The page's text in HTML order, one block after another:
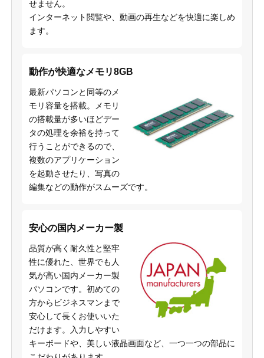
せません。
インターネット閲覧や、動画の再生などを快適に楽しめ
ます。
動作が快適なメモリ8GB
最新パソコンと同等のメ
モリ容量を搭載。メモリ
の搭載量が多いほどデー
タの処理を余裕を持って
行うことができるので、
複数のアプリケーション
を起動させたり、写真の
編集などの動作がスムーズです。
安心の国内メーカー製
品質が高く耐久性と堅牢
性に優れた、世界でも人
気が高い国内メーカー製
パソコンです。初めての
方からビジネスマンまで
安心して長くお使いいた
だけます。入力しやすい
キーボードや、美しい液晶画面など、一つ一つの部品に